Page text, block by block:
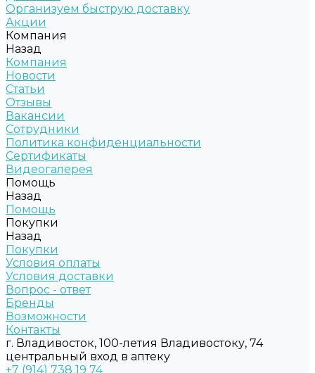
Организуем быструю доставку
Акции
Компания
Назад
Компания
Новости
Статьи
Отзывы
Вакансии
Сотрудники
Политика конфиденциальности
Сертификаты
Видеогалерея
Помощь
Назад
Помощь
Покупки
Назад
Покупки
Условия оплаты
Условия доставки
Вопрос - ответ
Бренды
Возможности
Контакты
г. Владивосток, 100-летия Владивостоку, 74
центральный вход в аптеку
+7 (914) 738 19 74